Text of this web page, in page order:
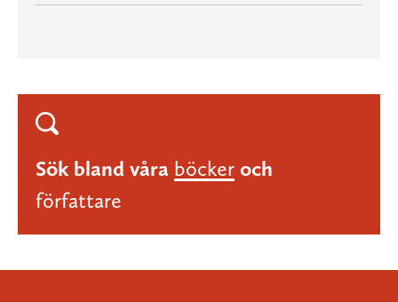
Sök bland våra böcker och
författare